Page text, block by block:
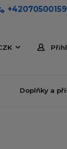
Doplňky a